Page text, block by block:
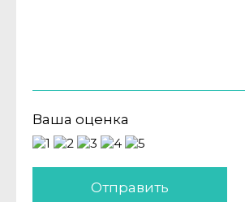
Ваша оценка
Отправить